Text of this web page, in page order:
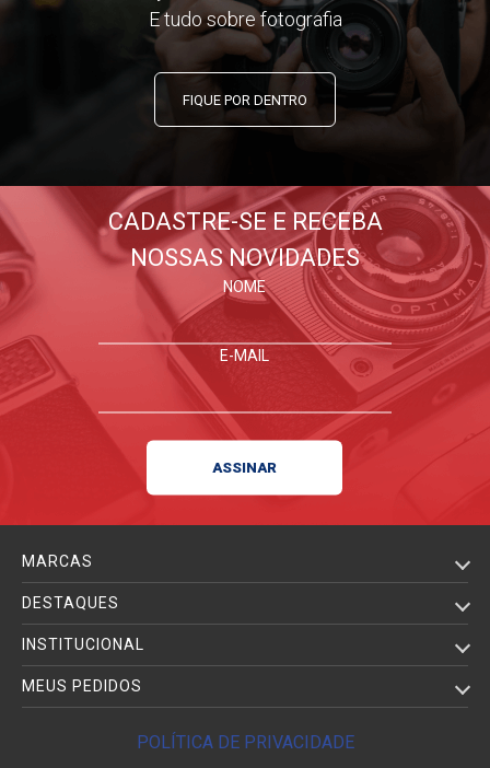
E tudo sobre fotografia
FIQUE POR DENTRO
CADASTRE-SE E RECEBA
NOSSAS NOVIDADES
NOME
E-MAIL
MARCAS
DESTAQUES
INSTITUCIONAL
MEUS PEDIDOS
POLÍTICA DE PRIVACIDADE